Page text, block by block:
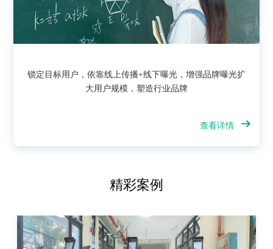
锁定目标用户，依靠线上传播+线下曝光，增强品牌曝光扩
大用户规模，塑造行业品牌
查看详情
精彩案例